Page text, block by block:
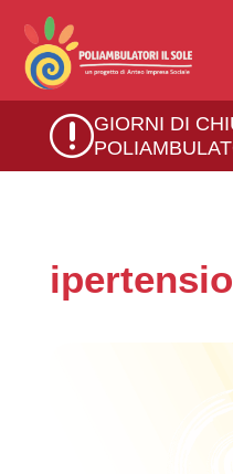
rGIORNI DI